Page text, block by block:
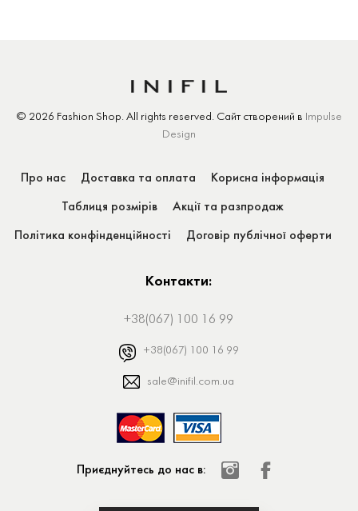
© 2026 Fashion Shop. All rights reserved. Сайт створений в
Impulse
Design
Про нас Доставка та оплата Корисна інформація
Таблиця розмірів Акції та разпродаж
Політика конфінденційності Договір публічної оферти
Контакти:
+38(067) 100 16 99
+38(067) 100 16 99
sale@inifil.com.ua
Приєднуйтесь до нас в: